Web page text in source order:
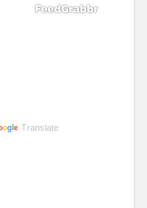
de la zona los
Translate